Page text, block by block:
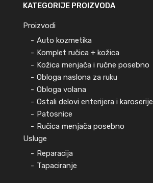
KATEGORIJE PROIZVODA
Proizvodi
Auto kozmetika
Komplet ručica + kožica
Kožica menjača i ručne posebno
Obloga naslona za ruku
Obloga volana
Ostali delovi enterijera i karoserije
Patosnice
Ručica menjača posebno
Usluge
Reparacija
Tapaciranje